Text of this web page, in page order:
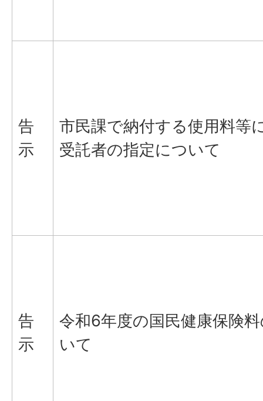
告
示
市民課で納付する使用料等
受託者の指定について
告
示
令和6年度の国民健康保険
いて